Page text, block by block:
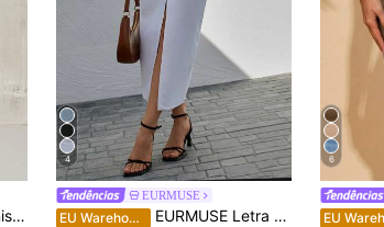
4
EURMUSE
EU Warehouse EURMUSE Letra Corrigida Split Thigh Saia Denim
6